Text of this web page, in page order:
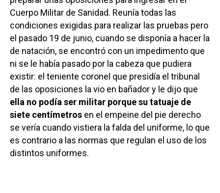
Cuerpo Militar de Sanidad. Reunía todas las
condiciones exigidas para realizar las pruebas pero
el pasado 19 de junio, cuando se disponía a hacer la
de natación, se encontró con un impedimento que
ni se le había pasado por la cabeza que pudiera
existir: el teniente coronel que presidía el tribunal
de las oposiciones la vio en bañador y le dijo que
ella no podía ser militar porque su tatuaje de
siete centímetros en el empeine del pie derecho
se vería cuando vistiera la falda del uniforme, lo que
es contrario a las normas que regulan el uso de los
distintos uniformes.